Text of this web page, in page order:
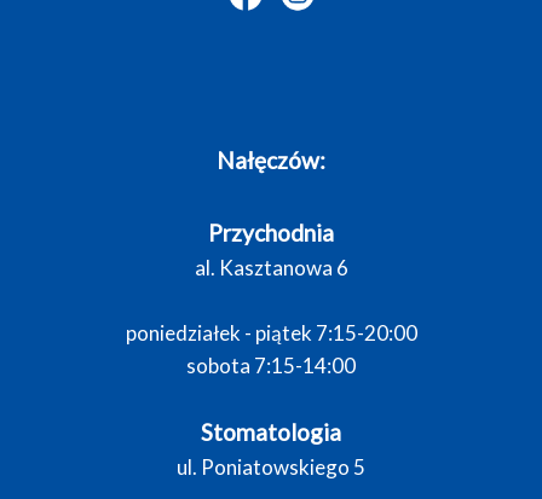
Nałęczów:
Przychodnia
al. Kasztanowa 6
poniedziałek - piątek 7:15-20:00
sobota 7:15-14:00
Stomatologia
ul. Poniatowskiego 5